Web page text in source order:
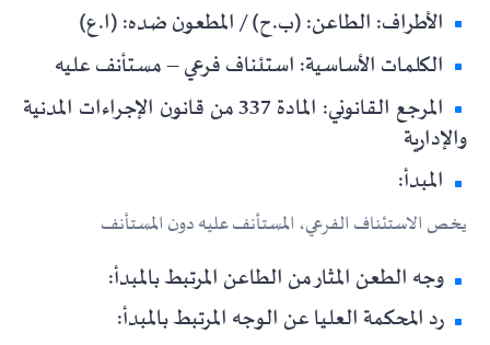
الأطراف: الطاعن: (ب.ح) / المطعون ضده: (ا.ع)
الكلمات الأساسية: استئناف فرعي – مستأنف عليه
المرجع القانوني: المادة 337 من قانون الإجراءات المدنية
والإدارية
المبدأ:
يخص الاستئناف الفرعي، المستأنف عليه دون المستأنف
وجه الطعن المثار من الطاعن المرتبط بالمبدأ:
رد المحكمة العليا عن الوجه المرتبط بالمبدأ: